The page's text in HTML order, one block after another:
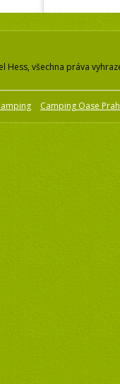
Hess, všechna práva
Camping Oase